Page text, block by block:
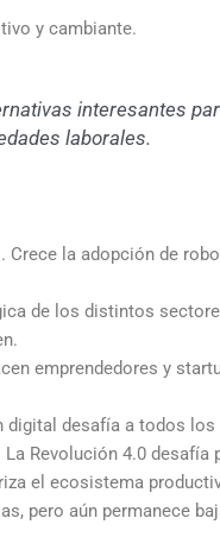
y cambiante.
interesantes
laborales.
la adopción de
de los distintos
emprendedores y
desafía a todos
Revolución 4.0
el ecosistema
pero aún permanece